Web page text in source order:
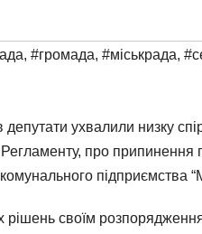
, #громада, #міськрада,
депутати ухвалили
Регламенту, про
підприємства
своїм